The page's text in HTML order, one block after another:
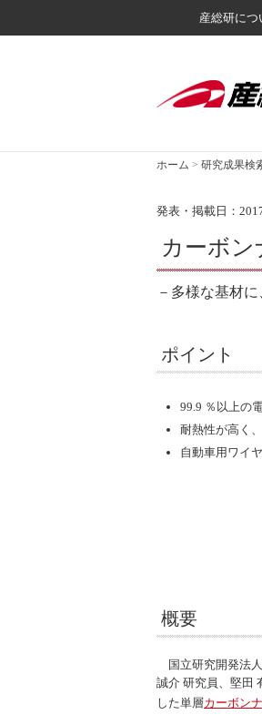
産総研につ
ホーム > 研究成果検
発表・掲載日：
カーボ
－多様な基材
ポイント
99.9 ％以上の
耐熱性が高く
自動車用ワイ
概要
国立研究開発法
誠介 研究員、堅田
した単層カーボン